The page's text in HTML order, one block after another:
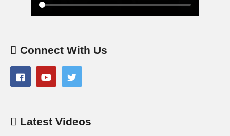
Connect With Us
Latest Videos